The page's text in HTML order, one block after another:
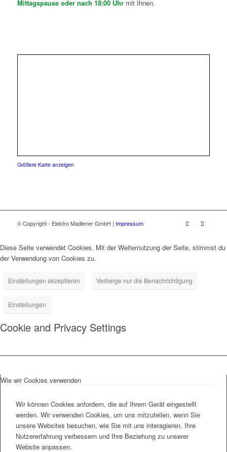
Mittagspause oder nach 18:00 Uhrmit Ihnen.
Größere Karte anzeigen
© Copyright - Elektro Madlener GmbH | Impressum
Diese Seite verwendet Cookies. Mit der Weiternutzung der Seite, stimmst du
der Verwendung von Cookies zu.
Einstellungen akzeptieren Verberge nur die Benachrichtigung
Einstellungen
Cookie and Privacy Settings
Wie wir Cookies verwenden
Wir können Cookies anfordern, die auf Ihrem Gerät eingestellt
werden. Wir verwenden Cookies, um uns mitzuteilen, wenn Sie
unsere Websites besuchen, wie Sie mit uns interagieren, Ihre
Nutzererfahrung verbessern und Ihre Beziehung zu unserer
Website anpassen.